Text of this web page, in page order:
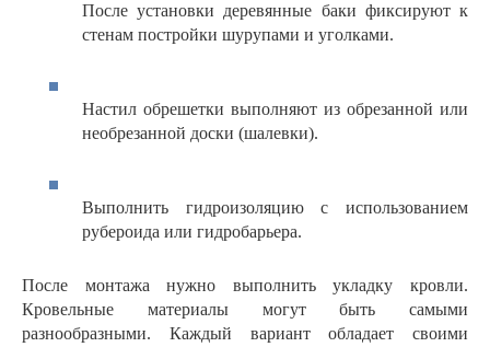
После установки деревянные баки фиксируют к
стенам постройки шурупами и уголками.
Настил обрешетки выполняют из обрезанной или
необрезанной доски (шалевки).
Выполнить гидроизоляцию с использованием
рубероида или гидробарьера.
После монтажа нужно выполнить укладку кровли.
Кровельные материалы могут быть самыми
разнообразными. Каждый вариант обладает своими